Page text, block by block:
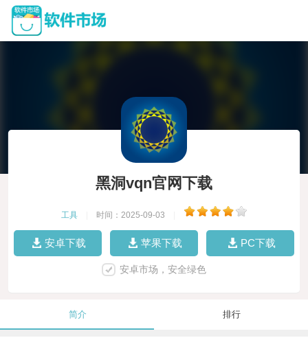
黑洞vqn官网下载
工具 时间：2025-09-03
安卓下载 苹果下载 PC下载
安卓市场，安全绿色
简介 排行